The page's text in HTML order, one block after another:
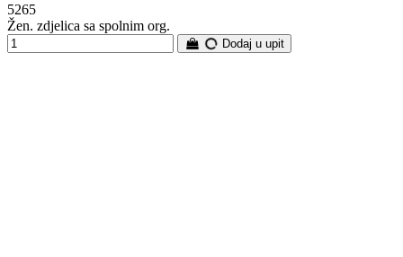
5265
Žen. zdjelica sa spolnim org.
Dodaj u upit